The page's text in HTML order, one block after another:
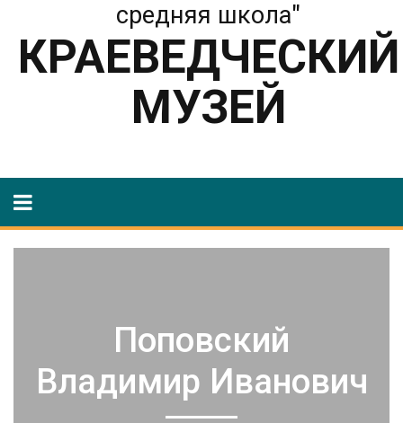
средняя школа"
КРАЕВЕДЧЕСКИЙ
МУЗЕЙ
Поповский
Владимир Иванович